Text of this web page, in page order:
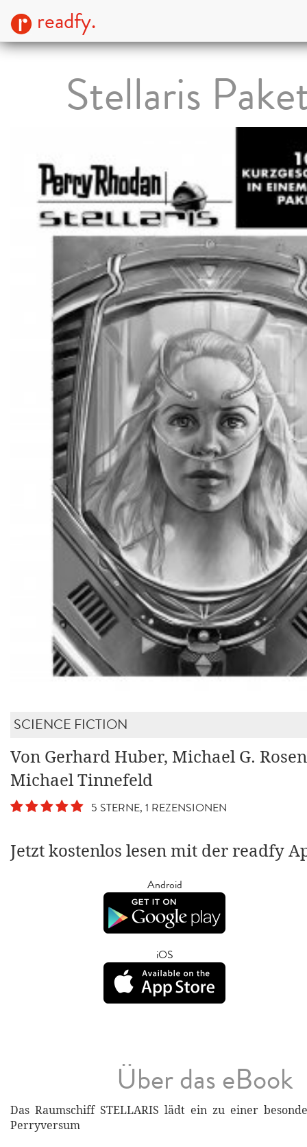
readfy.
Stellaris
SCIENCE FICTION
Von Gerhard Huber, Michael G.
Michael Tinnefeld
5 STERNE, 1 REZENSIONEN
Jetzt kostenlos lesen mit der readfy
Android
iOS
Über das eBook
Das Raumschiff STELLARIS lädt ein zu einer
Perryversum